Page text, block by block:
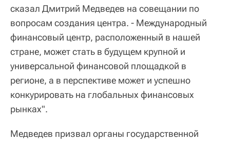
сказал Дмитрий Медведев на совещании по
вопросам создания центра. - Международный
финансовый центр, расположенный в нашей
стране, может стать в будущем крупной и
универсальной финансовой площадкой в
регионе, а в перспективе может и успешно
конкурировать на глобальных финансовых
рынках".
Медведев призвал органы государственной